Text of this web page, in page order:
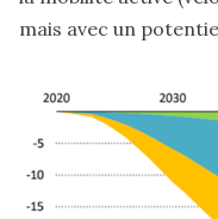
mais avec un